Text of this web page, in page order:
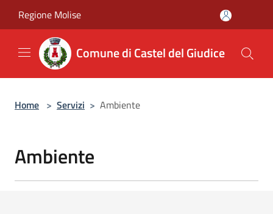
Regione Molise
Comune di Castel del Giudice
Home > Servizi > Ambiente
Ambiente